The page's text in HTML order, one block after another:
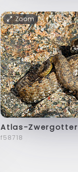
Zoom
Atlas-Zwergotter
f58718